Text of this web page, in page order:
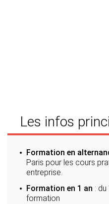
Les infos
Formation en
Paris pour les cours
entreprise.
Formation en 1 an :
formation